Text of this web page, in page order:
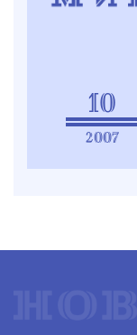
10
2007